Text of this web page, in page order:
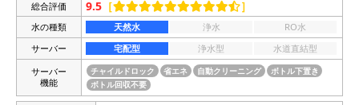
総合評価 9.5 ［ ］
水の種類 天然水 浄水
RO水
サーバー
宅配型 浄水型
水道直結型
サーバー
機能
チャイルドロック 省エネ 自動クリーニング
ボトル下置き
ボトル回収不要